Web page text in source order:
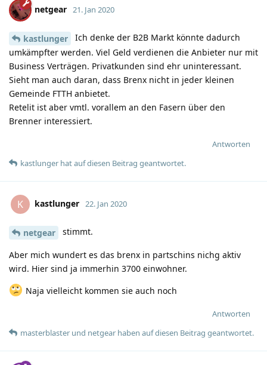
netgear 21. Jan 2020
kastlunger
Ich denke der B2B Markt könnte dadurch
umkämpfter werden. Viel Geld verdienen die Anbieter nur mit
Business Verträgen. Privatkunden sind ehr uninteressant.
Sieht man auch daran, dass Brenx nicht in jeder kleinen
Gemeinde FTTH anbietet.
Retelit ist aber vmtl. vorallem an den Fasern über den
Brenner interessiert.
Antworten
kastlunger hatauf diesen Beitrag geantwortet.
K kastlunger 22. Jan 2020
netgear stimmt.
Aber mich wundert es das brenx in partschins nichg aktiv
wird. Hier sind ja immerhin 3700 einwohner.
Naja vielleicht kommen sie auch noch
Antworten
masterblaster und netgear haben auf diesen Beitrag geantwortet.